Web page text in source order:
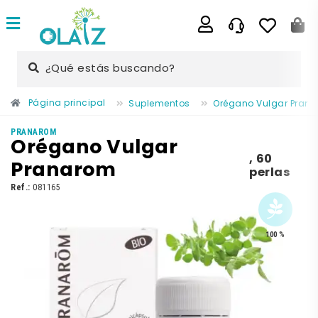
¿Qué estás buscando?
Página principal Suplementos Orégano Vulgar
PRANAROM
Orégano Vulgar
Pranarom , 60
perlas
Ref.: 081165
100 %